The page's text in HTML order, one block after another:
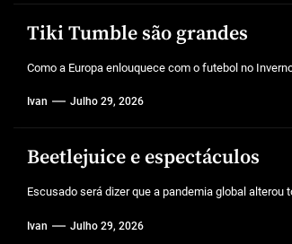
Tiki Tumble são grandes
Como a Europa enlouquece com o futebol no
Ivan Julho 29, 2026
Beetlejuice e espectáculos
Escusado será dizer que a pandemia global
Ivan Julho 29, 2026